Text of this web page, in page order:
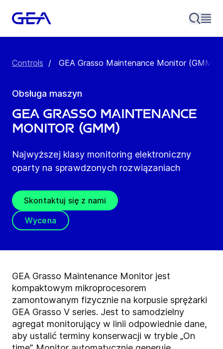
Controls / GEA Grasso Maintenance Monitor (GMM)
Obsługa maszyn
GEA Grasso Maintenance
Monitor (GMM)
Najwyższej klasy monitoring elektroniczny
oparty na sprawdzonych rozwiązaniach
Skontaktuj się z nami
Wycena
GEA Grasso Maintenance Monitor jest
kompaktowym mikroprocesorem
zamontowanym fizycznie na korpusie sprężarki
GEA Grasso V series. Jest to samodzielny
agregat monitorujący w linii odpowiednie dane,
aby ustalić terminy konserwacji w trybie „On